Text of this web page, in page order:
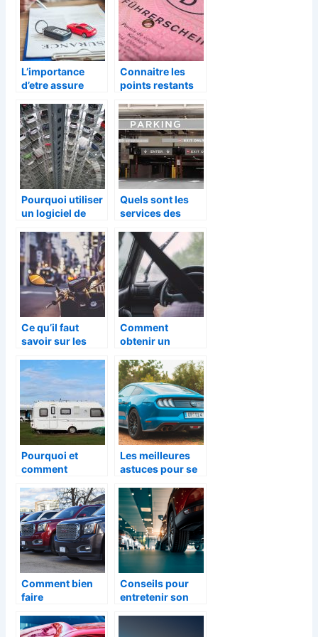
L’importance
d’etre assure
etranger
Connaitre les
points restants
de conduire
Pourquoi utiliser
un logiciel de
automobile ?
Quels sont les
services des
Genève ?
Ce qu’il faut
savoir sur les
Comment
obtenir un
conduire à
Bruxelles ?
Pourquoi et
comment
assurance
caravane ?
Les meilleures
astuces pour se
Comment bien
faire
la flotte
Conseils pour
entretenir son